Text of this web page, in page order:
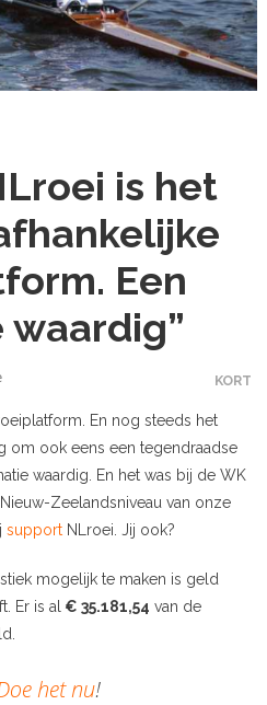
is het
Een
KORT
En nog steeds het
om ook eens een tegendraadse
waardig. En het was bij de WK
Zeelandsniveau van onze
supportNLroei. Jij ook?
mogelijk te maken is geld
Er is al € 35.181,54 van de
het nu!